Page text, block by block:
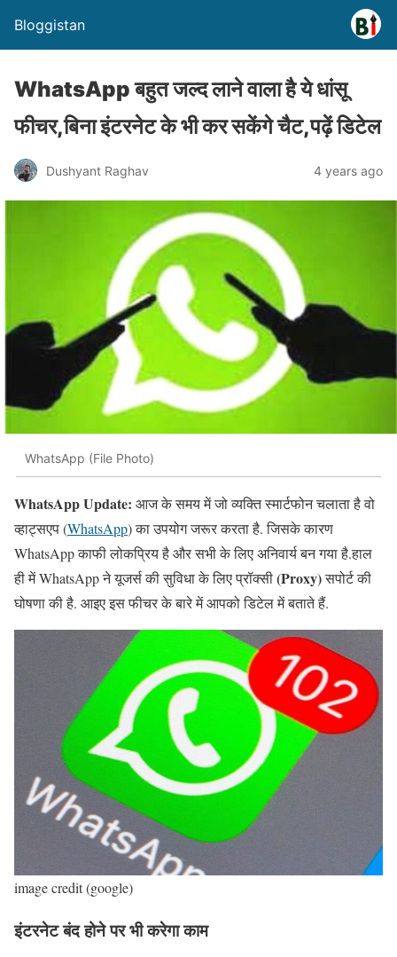
Bloggistan
WhatsApp बहुत जल्द लाने वाला है ये धांसू
फीचर,बिना इंटरनेट के भी कर सकेंगे चैट,पढ़ें डिटेल
Dushyant Raghav 4 years ago
WhatsApp (File Photo)
WhatsApp Update: आज के समय में जो व्यक्ति स्मार्टफोन चलाता है वो
व्हाट्सएप (WhatsApp) का उपयोग जरूर करता है. जिसके कारण
WhatsApp काफी लोकप्रिय है और सभी के लिए अनिवार्य बन गया है.हाल
ही में WhatsApp ने यूजर्स की सुविधा के लिए प्रॉक्सी(Proxy)सपोर्ट की
घोषणा की है. आइए इस फीचर के बारे में आपको डिटेल में बताते हैं.
image credit (google)
इंटरनेट बंद होने पर भी करेगा काम